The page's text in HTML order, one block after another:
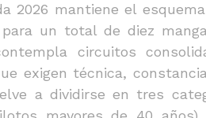
2026 mantiene el
un total de diez
circuitos
exigen técnica,
a dividirse en tres